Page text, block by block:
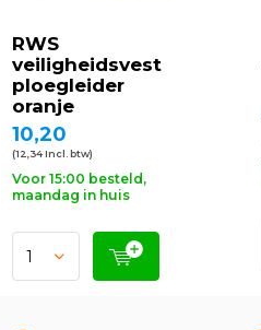
RWS
veiligheidsvest
ploegleider
oranje
10,20
(12,34 Incl. btw)
Voor 15:00 besteld,
maandag in huis